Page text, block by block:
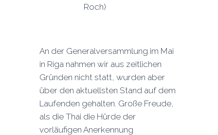
Roch)
An der Generalversammlung im Mai
in Riga nahmen wir aus zeitlichen
Gründen nicht statt, wurden aber
über den aktuellsten Stand auf dem
Laufenden gehalten. Große Freude,
als die Thai die Hürde der
vorläufigen Anerkennung